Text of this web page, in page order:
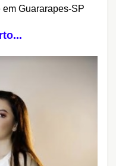
em Guararapes-SP